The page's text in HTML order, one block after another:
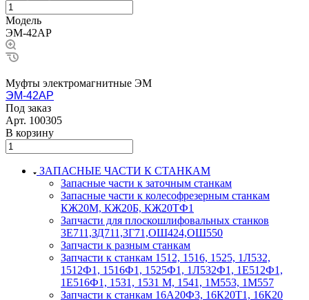
Модель
ЭМ-42АР
Муфты электромагнитные ЭМ
ЭМ-42АР
Под заказ
Арт. 100305
В корзину
ЗАПАСНЫЕ ЧАСТИ К СТАНКАМ
Запасные части к заточным станкам
Запасные части к колесофрезерным станкам
КЖ20М, КЖ20Б, КЖ20ТФ1
Запчасти для плоскошлифовальных станков
3Е711,ЗД711,3Г71,ОШ424,ОШ550
Запчасти к разным станкам
Запчасти к станкам 1512, 1516, 1525, 1Л532,
1512Ф1, 1516Ф1, 1525Ф1, 1Л532Ф1, 1Е512Ф1,
1Е516Ф1, 1531, 1531 М, 1541, 1М553, 1М557
Запчасти к станкам 16А20Ф3, 16К20Т1, 16К20